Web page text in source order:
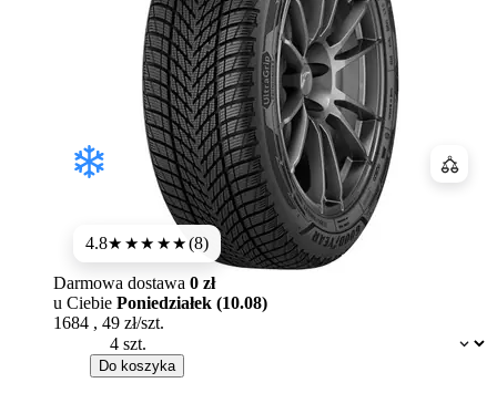
4.8★★★★★(8)
Dostępność:
Darmowa dostawa 0 zł
u Ciebie Poniedziałek (10.08)
1684 , 49 zł/szt.
Do koszyka